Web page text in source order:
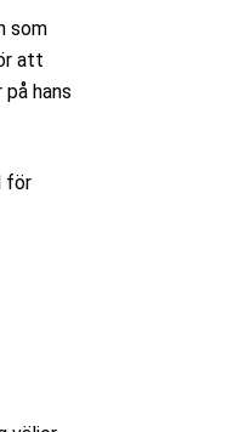
som
att
hans
för